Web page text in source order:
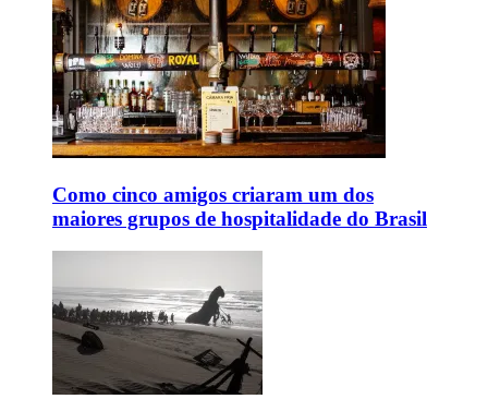
Como cinco amigos criaram um dos
maiores grupos de hospitalidade do Brasil